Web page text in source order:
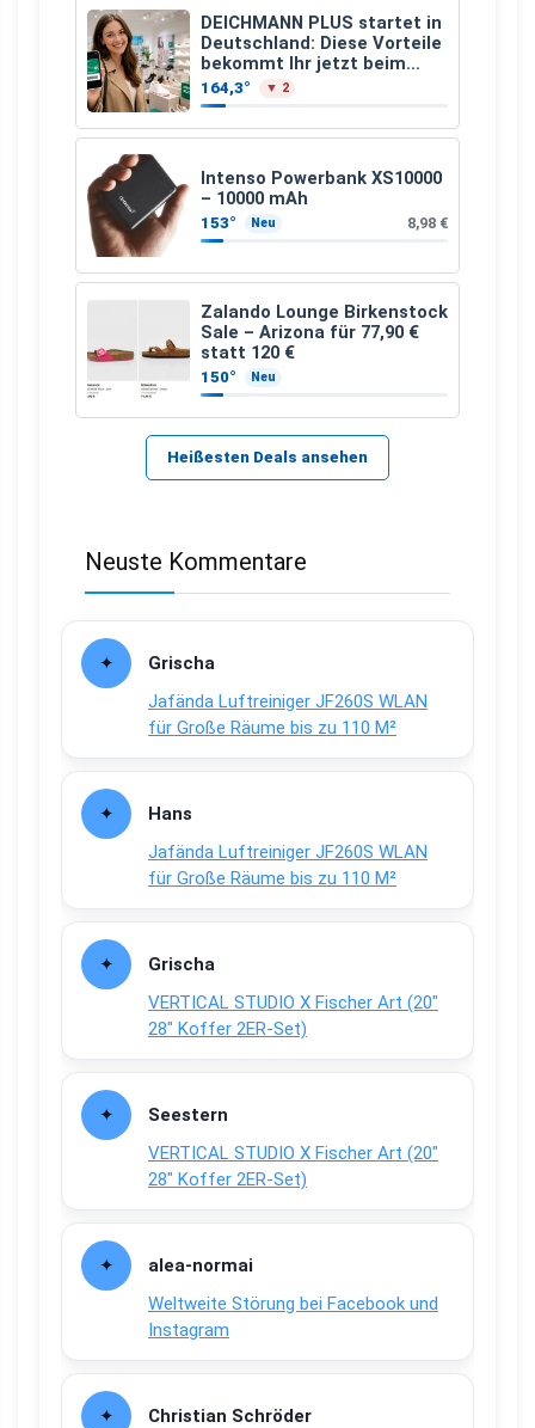
DEICHMANN PLUS startet in
Deutschland: Diese Vorteile
bekommt Ihr jetzt beim
Schuhkauf
164,3° ▼ 2
Intenso Powerbank XS10000
– 10000 mAh
153° Neu 8,98 €
Zalando Lounge Birkenstock
Sale – Arizona für 77,90 €
statt 120 €
150° Neu
Heißesten Deals ansehen
Neuste Kommentare
Grischa
Jafända Luftreiniger JF260S WLAN
für Große Räume bis zu 110 M²
Hans
Jafända Luftreiniger JF260S WLAN
für Große Räume bis zu 110 M²
Grischa
VERTICAL STUDIO X Fischer Art (20″
28″ Koffer 2ER-Set)
Seestern
VERTICAL STUDIO X Fischer Art (20″
28″ Koffer 2ER-Set)
alea-normai
Weltweite Störung bei Facebook und
Instagram
Christian Schröder